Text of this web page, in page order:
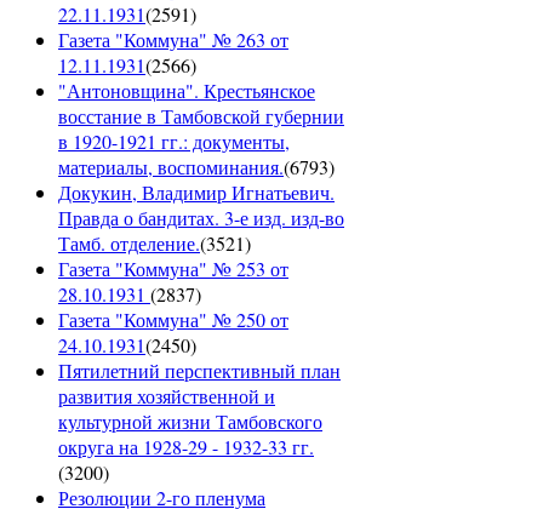
22.11.1931(2591)
Газета "Коммуна" № 263 от
12.11.1931(2566)
"Антоновщина". Крестьянское
восстание в Тамбовской губернии
в 1920-1921 гг.: документы,
материалы, воспоминания.(6793)
Докукин, Владимир Игнатьевич.
Правда о бандитах. 3-е изд. изд-во
Тамб. отделение.(3521)
Газета "Коммуна" № 253 от
28.10.1931 (2837)
Газета "Коммуна" № 250 от
24.10.1931(2450)
Пятилетний перспективный план
развития хозяйственной и
культурной жизни Тамбовского
округа на 1928-29 - 1932-33 гг.
(3200)
Резолюции 2-го пленума